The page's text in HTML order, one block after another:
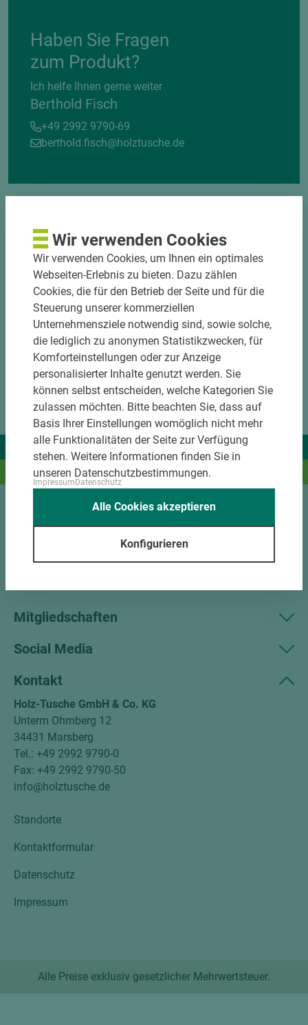
Haben Sie Fragen
zum Produkt?
Ich helfe Ihnen gerne weiter
Berthold Fisch
+49 2992 9790-69
berthold.fisch@holztusche.de
DOWNLOADS
Wir liefern Ideen.
Und das passende Holz dazu.
Sortiment
Mitgliedschaften
Social Media
Kontakt
Holz-Tusche GmbH & Co. KG
Unterm Ohmberg 12
34431 Marsberg
Tel.: +49 2992 9790-0
Fax: +49 2992 9790-50
info@holztusche.de
Standorte
Kontaktformular
Datenschutz
Impressum
Alle Preise exklusiv gesetzlicher Mehrwertsteuer.
Wir verwenden Cookies
Wir verwenden Cookies, um Ihnen ein optimales
Webseiten-Erlebnis zu bieten. Dazu zählen
Cookies, die für den Betrieb der Seite und für die
Steuerung unserer kommerziellen
Unternehmensziele notwendig sind, sowie solche,
die lediglich zu anonymen Statistikzwecken, für
Komforteinstellungen oder zur Anzeige
personalisierter Inhalte genutzt werden. Sie
können selbst entscheiden, welche Kategorien Sie
zulassen möchten. Bitte beachten Sie, dass auf
Basis Ihrer Einstellungen womöglich nicht mehr
alle Funktionalitäten der Seite zur Verfügung
stehen. Weitere Informationen finden Sie in
unseren Datenschutzbestimmungen.
ImpressumDatenschutz
Konfigurieren
Alle Cookies akzeptieren